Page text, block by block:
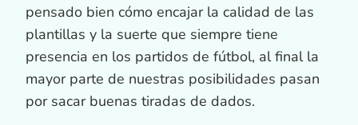
pensado bien cómo encajar la calidad de las
plantillas y la suerte que siempre tiene
presencia en los partidos de fútbol, al final la
mayor parte de nuestras posibilidades pasan
por sacar buenas tiradas de dados.